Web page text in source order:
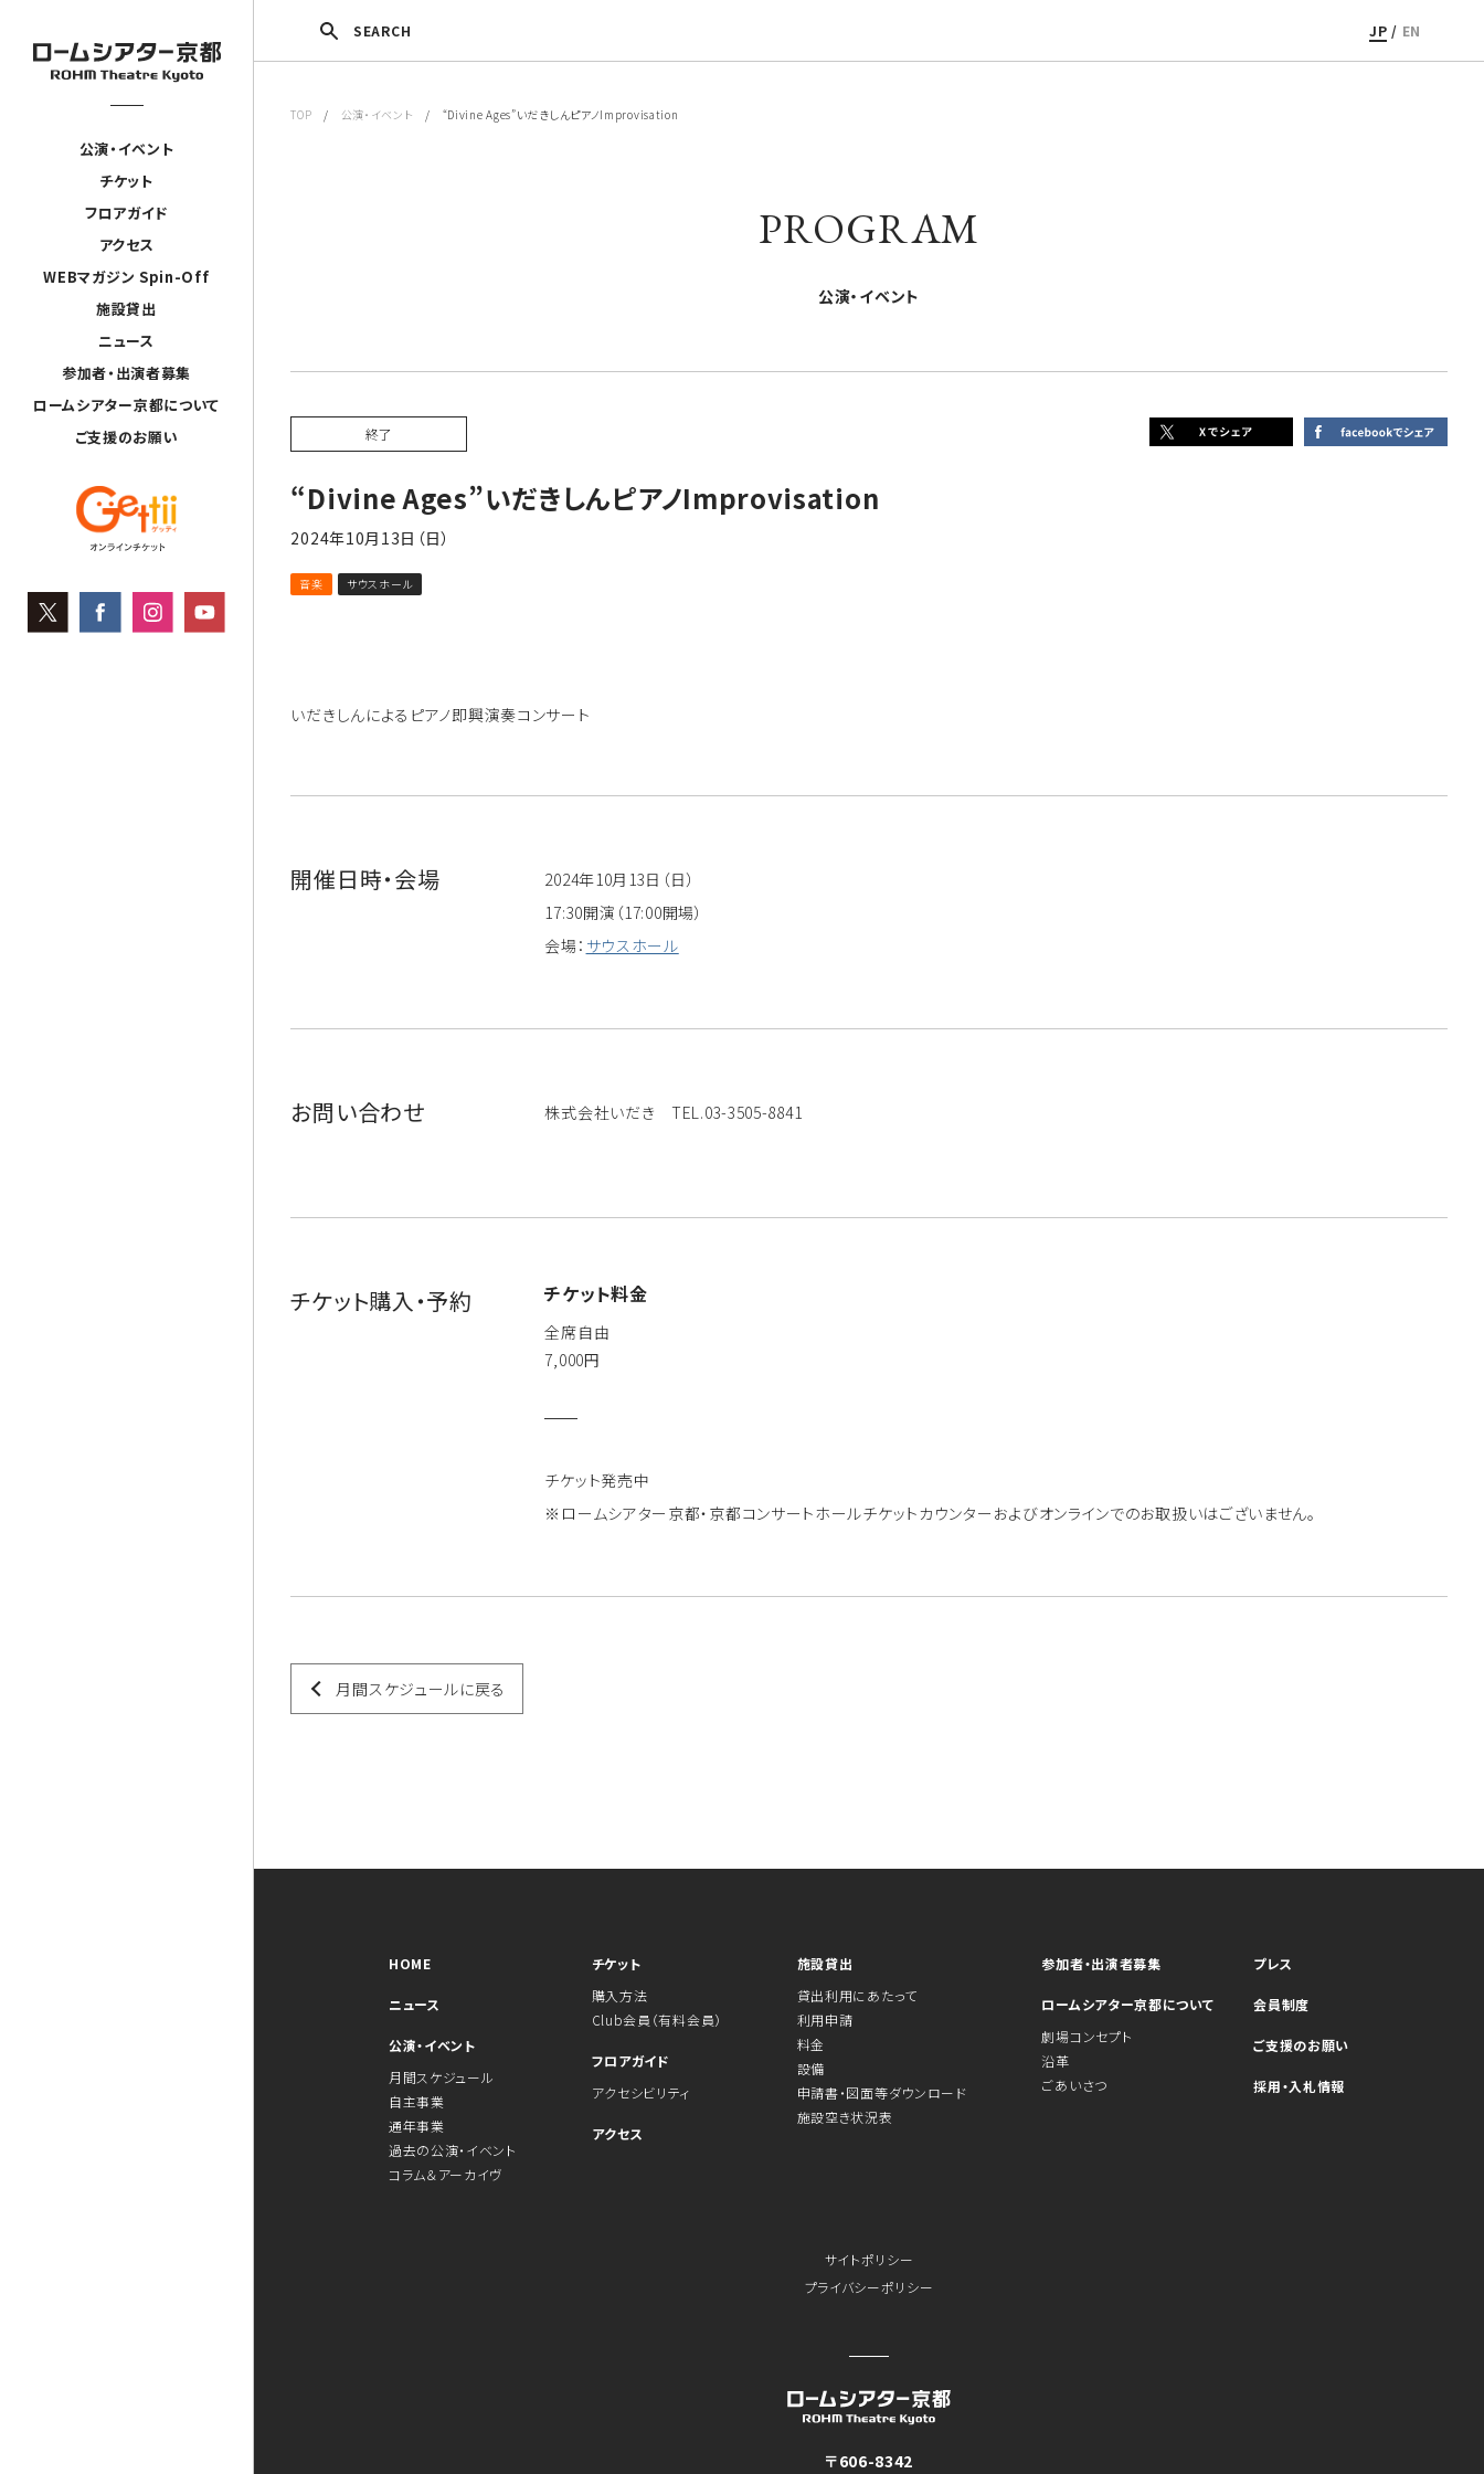
公演・イベント
チケット
フロアガイド
アクセス
WEBマガジン Spin-Off
施設貸出
ニュース
参加者・出演者募集
ロームシアター京都について
ご支援のお願い
SEARCH JP / EN
TOP / 公演・イベント / “Divine Ages”いだきしんピアノImprovisation
PROGRAM
公演・イベント
終了
“Divine Ages”いだきしんピアノImprovisation
2024年10月13日（日）
音楽 サウスホール
いだきしんによるピアノ即興演奏コンサート
開催日時・会場
2024年10月13日（日）
17:30開演（17:00開場）
会場： サウスホール
お問い合わせ 株式会社いだき TEL.03-3505-8841
チケット購入・予約 チケット料金
全席自由
7,000円
チケット発売中
※ロームシアター京都・京都コンサートホールチケットカウンターおよびオンラインでのお取扱いはございません。
月間スケジュールに戻る
HOME
ニュース
公演・イベント
月間スケジュール
自主事業
通年事業
過去の公演・イベント
コラム＆アーカイヴ
チケット
購入方法
Club会員（有料会員）
フロアガイド
アクセシビリティ
アクセス
施設貸出
貸出利用にあたって
利用申請
料金
設備
申請書・図面等ダウンロード
施設空き状況表
参加者・出演者募集
ロームシアター京都について
劇場コンセプト
沿革
ごあいさつ
プレス
会員制度
ご支援のお願い
採用・入札情報
サイトポリシー
プライバシーポリシー
〒606-8342